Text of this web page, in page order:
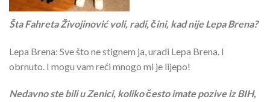
Šta Fahreta Živojinović voli, radi, čini, kad nije Lepa Brena?
Lepa Brena: Sve što ne stignem ja, uradi Lepa Brena. I
obrnuto. I mogu vam reći mnogo mi je lijepo!
Nedavno ste bili u Zenici, koliko često imate pozive iz BIH,